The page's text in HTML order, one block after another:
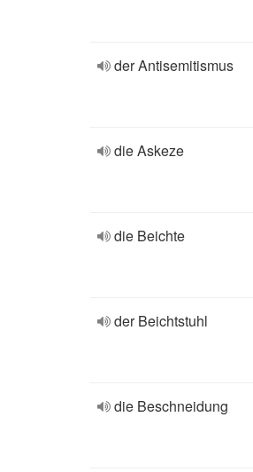
der Antisemitismus
die Askeze
die Beichte
der Beichtstuhl
die Beschneidung